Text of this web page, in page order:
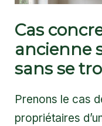
Cas
ancienne
sans se
Prenons le cas
propriétaires